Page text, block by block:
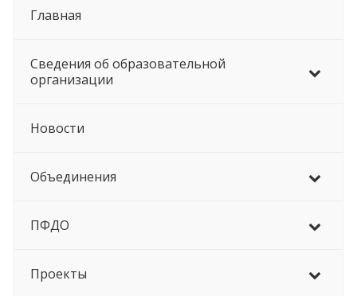
Главная
Сведения об образовательной
организации
Новости
Объединения
ПФДО
Проекты